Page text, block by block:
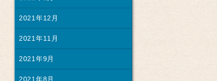
2021年12月
2021年11月
2021年9月
2021年8月